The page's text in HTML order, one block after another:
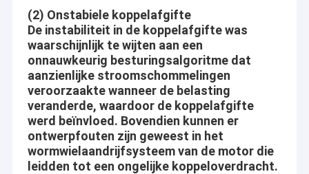
(2) Onstabiele koppelafgifte
De instabiliteit in de koppelafgifte was
waarschijnlijk te wijten aan een
onnauwkeurig besturingsalgoritme dat
aanzienlijke stroomschommelingen
veroorzaakte wanneer de belasting
veranderde, waardoor de koppelafgifte
werd beïnvloed. Bovendien kunnen er
ontwerpfouten zijn geweest in het
wormwielaandrijfsysteem van de motor die
leidden tot een ongelijke koppeloverdracht.